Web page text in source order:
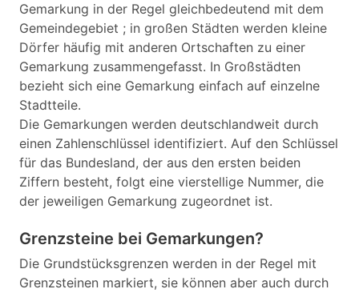
Gemarkung in der Regel gleichbedeutend mit dem
Gemeindegebiet ; in großen Städten werden kleine
Dörfer häufig mit anderen Ortschaften zu einer
Gemarkung zusammengefasst. In Großstädten
bezieht sich eine Gemarkung einfach auf einzelne
Stadtteile.
Die Gemarkungen werden deutschlandweit durch
einen Zahlenschlüssel identifiziert. Auf den Schlüssel
für das Bundesland, der aus den ersten beiden
Ziffern besteht, folgt eine vierstellige Nummer, die
der jeweiligen Gemarkung zugeordnet ist.
Grenzsteine bei Gemarkungen?
Die Grundstücksgrenzen werden in der Regel mit
Grenzsteinen markiert, sie können aber auch durch